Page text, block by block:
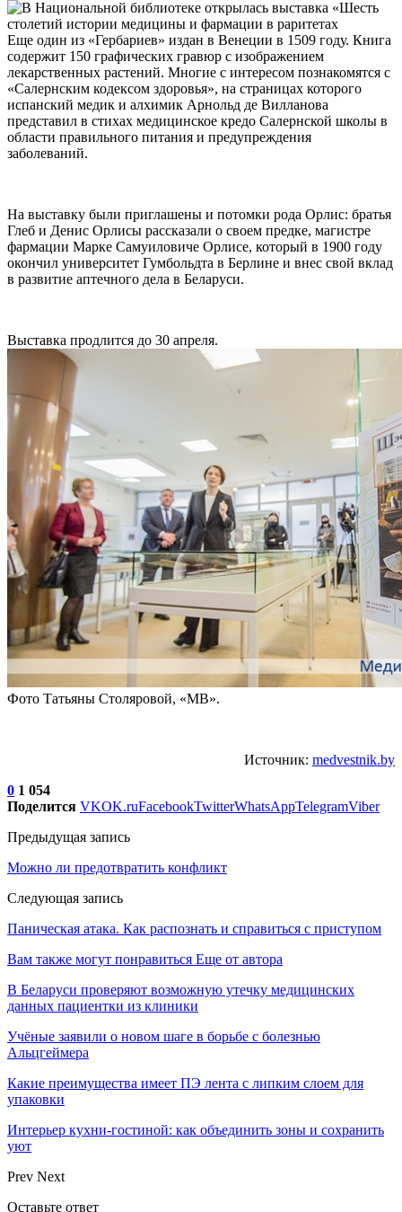
Еще один из «Гербариев» издан в Венеции в 1509 году. Книга
содержит 150 графических гравюр с изображением
лекарственных растений. Многие с интересом познакомятся с
«Салернским кодексом здоровья», на страницах которого
испанский медик и алхимик Арнольд де Вилланова
представил в стихах медицинское кредо Салернской школы в
области правильного питания и предупреждения
заболеваний.
На выставку были приглашены и потомки рода Орлис: братья
Глеб и Денис Орлисы рассказали о своем предке, магистре
фармации Марке Самуиловиче Орлисе, который в 1900 году
окончил университет Гумбольдта в Берлине и внес свой вклад
в развитие аптечного дела в Беларуси.
Выставка продлится до 30 апреля.
Фото Татьяны Столяровой, «МВ».
Источник: medvestnik.by
0 1 054
Поделится VKOK.ruFacebookTwitterWhatsAppTelegramViber
Предыдущая запись
Можно ли предотвратить конфликт
Следующая запись
Паническая атака. Как распознать и справиться с приступом
Вам также могут понравиться Еще от автора
В Беларуси проверяют возможную утечку медицинских
данных пациентки из клиники
Учёные заявили о новом шаге в борьбе с болезнью
Альцгеймера
Какие преимущества имеет ПЭ лента с липким слоем для
упаковки
Интерьер кухни-гостиной: как объединить зоны и сохранить
уют
Prev Next
Оставьте ответ